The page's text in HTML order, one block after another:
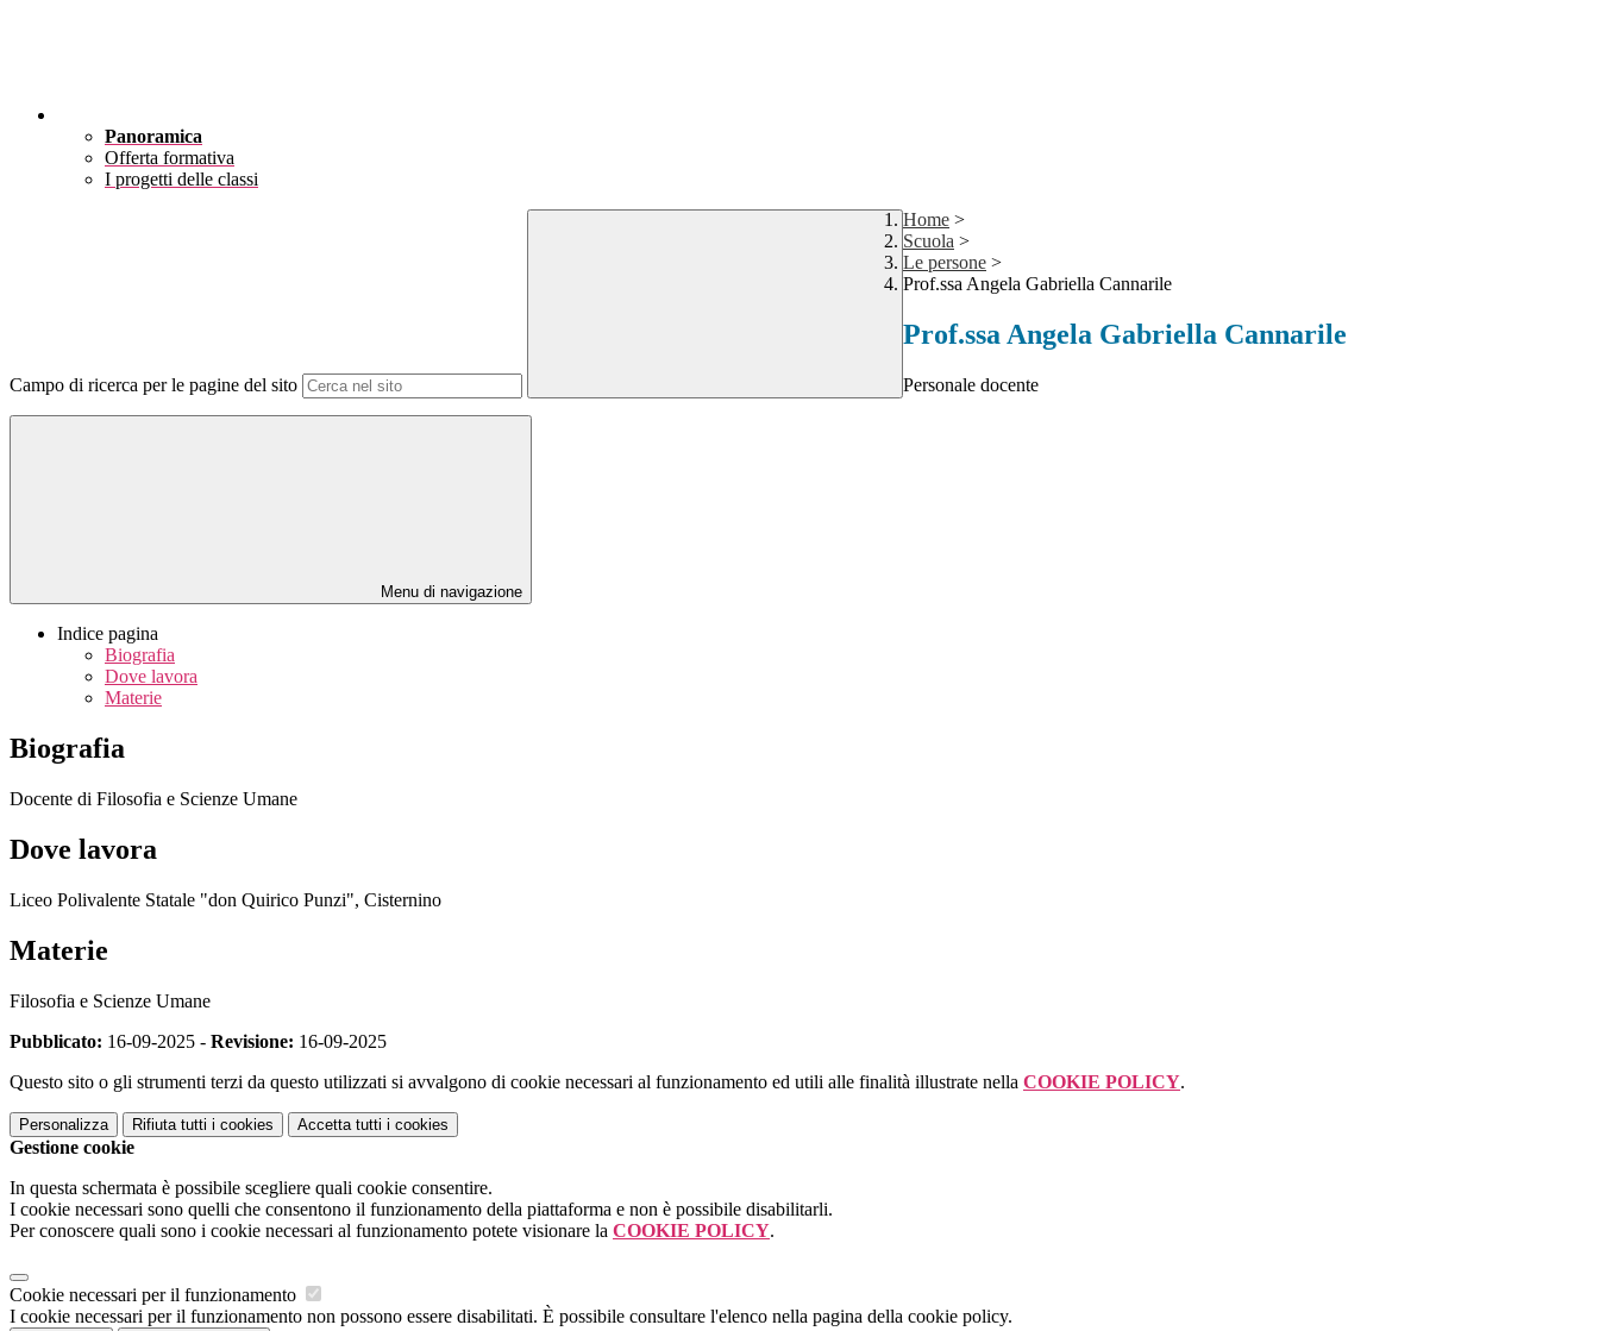
Panoramica
Offerta formativa
I progetti delle classi
Campo di ricerca per le pagine del sito
Home >
Scuola >
Le persone >
Prof.ssa Angela Gabriella Cannarile
Prof.ssa Angela Gabriella Cannarile
Personale docente
Menu di navigazione
Indice pagina
Biografia
Dove lavora
Materie
Biografia
Docente di Filosofia e Scienze Umane
Dove lavora
Liceo Polivalente Statale "don Quirico Punzi", Cisternino
Materie
Filosofia e Scienze Umane
Pubblicato: 16-09-2025 - Revisione: 16-09-2025
Questo sito o gli strumenti terzi da questo utilizzati si avvalgono di cookie necessari al funzionamento ed utili alle finalità illustrate nella COOKIE POLICY.
Personalizza Rifiuta tutti i cookies Accetta tutti i cookies
Gestione cookie
In questa schermata è possibile scegliere quali cookie consentire.
I cookie necessari sono quelli che consentono il funzionamento della piattaforma e non è possibile disabilitarli.
Per conoscere quali sono i cookie necessari al funzionamento potete visionare la COOKIE POLICY.
Cookie necessari per il funzionamento
I cookie necessari per il funzionamento non possono essere disabilitati. È possibile consultare l'elenco nella pagina della cookie policy.